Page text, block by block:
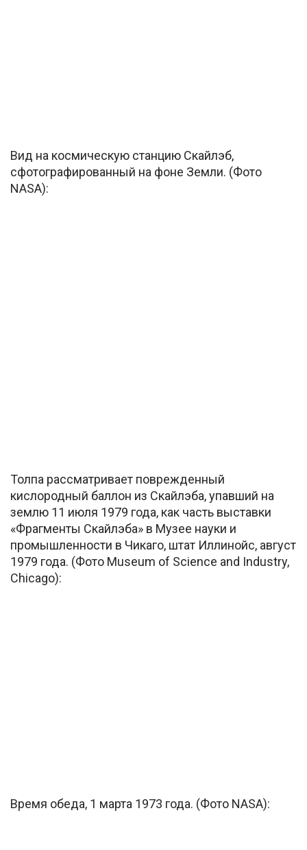
Вид на космическую станцию ​​Скайлэб,
сфотографированный на фоне Земли. (Фото
NASA):
Толпа рассматривает поврежденный
кислородный баллон из Скайлэба, упавший на
землю 11 июля 1979 года, как часть выставки
«Фрагменты Скайлэба» в Музее науки и
промышленности в Чикаго, штат Иллинойс, август
1979 года. (Фото Museum of Science and Industry,
Chicago):
Время обеда, 1 марта 1973 года. (Фото NASA):